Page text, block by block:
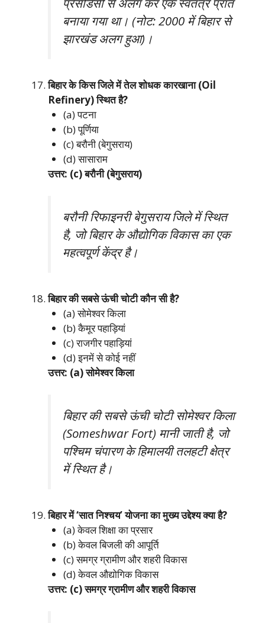
बनाया गया था। (नोट: 2000 में बिहार से
झारखंड अलग हुआ)।
बिहार के किस जिले में तेल शोधक कारखाना (Oil
Refinery) स्थित है?
(a) पटना
(b) पूर्णिया
(c) बरौनी (बेगुसराय)
(d) सासाराम
उत्तर: (c) बरौनी (बेगुसराय)
बरौनी रिफाइनरी बेगुसराय जिले में स्थित
है, जो बिहार के औद्योगिक विकास का एक
महत्वपूर्ण केंद्र है।
बिहार की सबसे ऊंची चोटी कौन सी है?
(a) सोमेश्वर किला
(b) कैमूर पहाड़ियां
(c) राजगीर पहाड़ियां
(d) इनमें से कोई नहीं
उत्तर: (a) सोमेश्वर किला
बिहार की सबसे ऊंची चोटी सोमेश्वर किला
(Someshwar Fort) मानी जाती है, जो
पश्चिम चंपारण के हिमालयी तलहटी क्षेत्र
में स्थित है।
बिहार में ‘सात निश्चय’ योजना का मुख्य उद्देश्य क्या है?
(a) केवल शिक्षा का प्रसार
(b) केवल बिजली की आपूर्ति
(c) समग्र ग्रामीण और शहरी विकास
(d) केवल औद्योगिक विकास
उत्तर: (c) समग्र ग्रामीण और शहरी विकास